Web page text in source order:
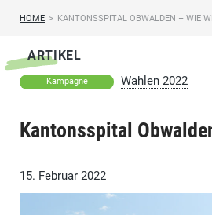
HOME > KANTONSSPITAL OBWALDEN – WIE
ARTIKEL
Kampagne Wahlen 2022
Kantonsspital
15. Februar 2022